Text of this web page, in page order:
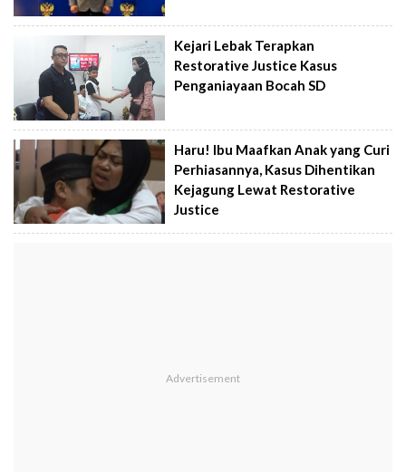
Kejari Lebak Terapkan
Restorative Justice Kasus
Penganiayaan Bocah SD
Haru! Ibu Maafkan Anak yang Curi
Perhiasannya, Kasus Dihentikan
Kejagung Lewat Restorative
Justice